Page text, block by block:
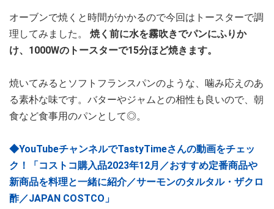
オーブンで焼くと時間がかかるので今回はトースターで調
理してみました。 焼く前に水を霧吹きでパンにふりか
け、1000Wのトースターで15分ほど焼きます。
焼いてみるとソフトフランスパンのような、噛み応えのあ
る素朴な味です。バターやジャムとの相性も良いので、朝
食など食事用のパンとして◎。
◆YouTubeチャンネルでTastyTimeさんの動画をチェッ
ク！「コストコ購入品2023年12月／おすすめ定番商品や
新商品を料理と一緒に紹介／サーモンのタルタル・ザクロ
酢／JAPAN COSTCO」